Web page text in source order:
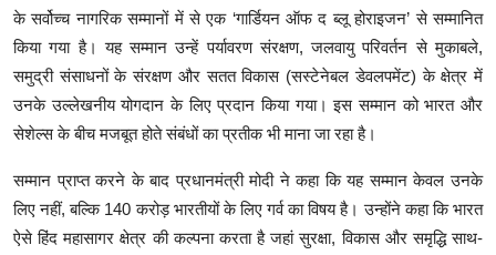
के सर्वोच्च नागरिक सम्मानों में से एक ‘गार्डियन ऑफ द ब्लू होराइजन’ से सम्मानित
किया गया है। यह सम्मान उन्हें पर्यावरण संरक्षण, जलवायु परिवर्तन से मुकाबले,
समुद्री संसाधनों के संरक्षण और सतत विकास (सस्टेनेबल डेवलपमेंट) के क्षेत्र में
उनके उल्लेखनीय योगदान के लिए प्रदान किया गया। इस सम्मान को भारत और
सेशेल्स के बीच मजबूत होते संबंधों का प्रतीक भी माना जा रहा है।
सम्मान प्राप्त करने के बाद प्रधानमंत्री मोदी ने कहा कि यह सम्मान केवल उनके
लिए नहीं, बल्कि 140 करोड़ भारतीयों के लिए गर्व का विषय है। उन्होंने कहा कि भारत
ऐसे हिंद महासागर क्षेत्र की कल्पना करता है जहां सुरक्षा, विकास और समृद्धि साथ-